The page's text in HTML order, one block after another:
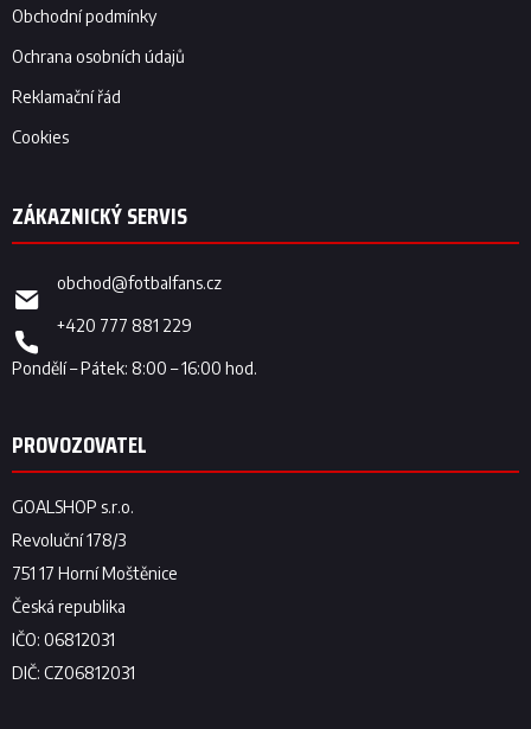
Obchodní podmínky
Ochrana osobních údajů
Reklamační řád
Cookies
obchod@fotbalfans.cz
+420 777 881 229